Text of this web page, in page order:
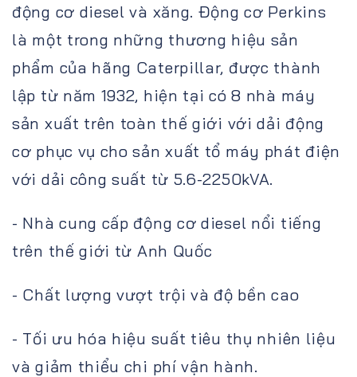
động cơ diesel và xăng. Động cơ Perkins
là một trong những thương hiệu sản
phẩm của hãng Caterpillar, được thành
lập từ năm 1932, hiện tại có 8 nhà máy
sản xuất trên toàn thế giới với dải động
cơ phục vụ cho sản xuất tổ máy phát điện
với dải công suất từ 5.6-2250kVA.
- Nhà cung cấp động cơ diesel nổi tiếng
trên thế giới từ Anh Quốc
- Chất lượng vượt trội và độ bền cao
- Tối ưu hóa hiệu suất tiêu thụ nhiên liệu
và giảm thiểu chi phí vận hành.